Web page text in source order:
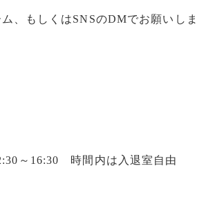
、もしくはSNSのDMでお願いしま
～16:30 時間内は入退室自由